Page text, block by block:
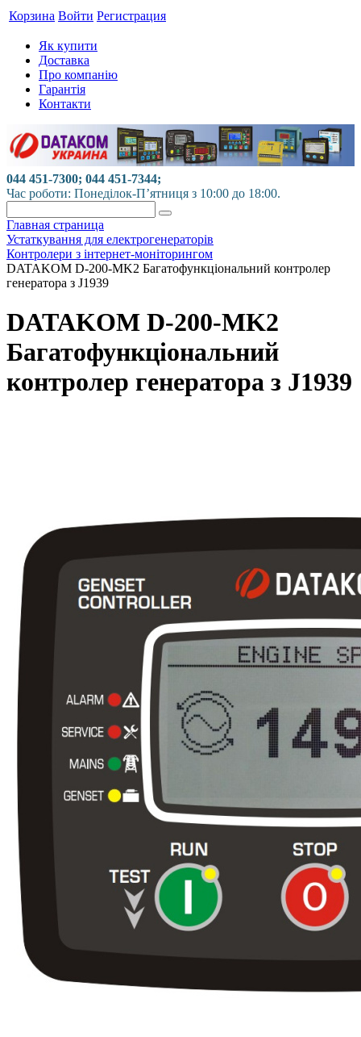
Корзина Войти Регистрация
Як купити
Доставка
Про компанію
Гарантія
Контакти
044 451-7300; 044 451-7344;
Час роботи: Понеділок-П’ятниця з 10:00 до 18:00.
Главная страница
Устаткування для електрогенераторів
Контролери з інтернет-моніторингом
DATAKOM D-200-MK2 Багатофункціональний контролер
генератора з J1939
DATAKOM D-200-MK2
Багатофункціональний
контролер генератора з J1939